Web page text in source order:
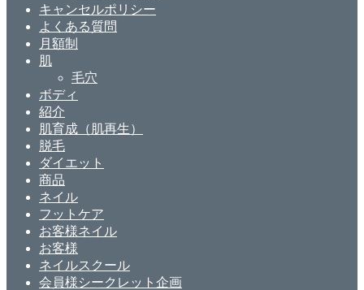
キャンセルポリシー
よくある質問
月額制
肌
毛穴
ボディ
紹介
肌育成（肌再生）
脱毛
ダイエット
商品
ネイル
フットケア
お客様ネイル
お客様
ネイルスクール
会員様シークレット企画